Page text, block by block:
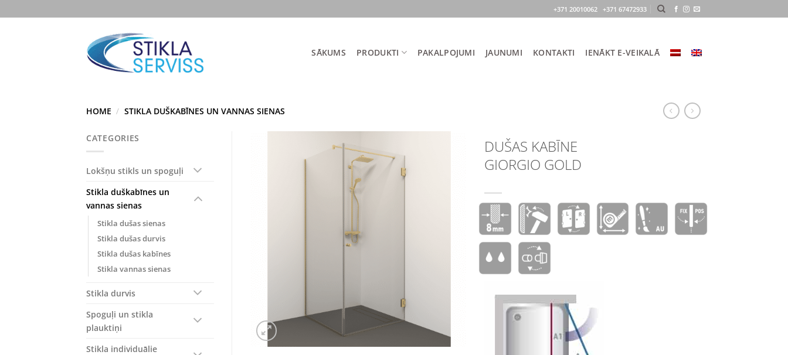
to
+371 20010062 +371 67472933
SĀKUMS PRODUKTI PAKALPOJUMI JAUNUMI KONTAKTI IENĀKT E-VEIKALĀ
HOME / STIKLA DUŠKABĪNES UN VANNAS SIENAS
CATEGORIES
Lokšņu stikls un spoguļi
Stikla duškabīnes un
vannas sienas
Stikla dušas sienas
Stikla dušas durvis
Stikla dušas kabīnes
Stikla vannas sienas
Stikla durvis
Spoguļi un stikla
plauktiņi
Stikla individuālie
DUŠAS KABĪNE
GIORGIO GOLD